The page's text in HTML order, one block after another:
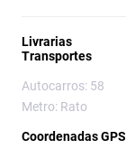
Livrarias
Transportes
Autocarros: 58
Metro: Rato
Coordenadas GPS